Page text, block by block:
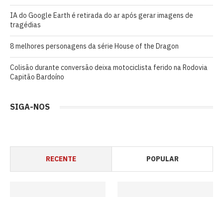
IA do Google Earth é retirada do ar após gerar imagens de
tragédias
8 melhores personagens da série House of the Dragon
Colisão durante conversão deixa motociclista ferido na Rodovia
Capitão Bardoíno
SIGA-NOS
RECENTE POPULAR